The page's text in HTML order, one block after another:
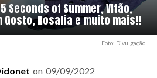
Seconds of Summer, Vitão,
Gosto, Rosalía e muito mais!!
Foto: Divulgação
on 09/09/2022